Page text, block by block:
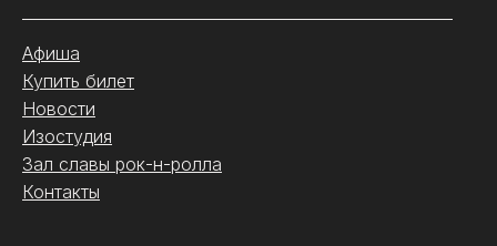
Афиша
Купить билет
Новости
Изостудия
Зал славы рок-н-ролла
Контакты